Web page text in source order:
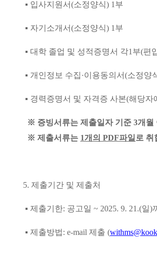
▪ 입사지원서(소정양식) 1 부
▪ 자기소개서(소정양식) 1 부
▪ 대학 졸업 및 성적증명서 각1 부(편
▪ 개인정보 수집 ·이용동의서(소정양
▪ 경력증명서 및 자격증 사본(해당자
※ 증빙서류는 제출일자 기준 3개월
※ 제출서류는 1개의 PDF파일 로 취
5. 제출기간 및 제출처
▪ 제출기한: 공고일 ~ 2025. 9. 21.(일)
▪ 제출방법: e-mail 제출 (